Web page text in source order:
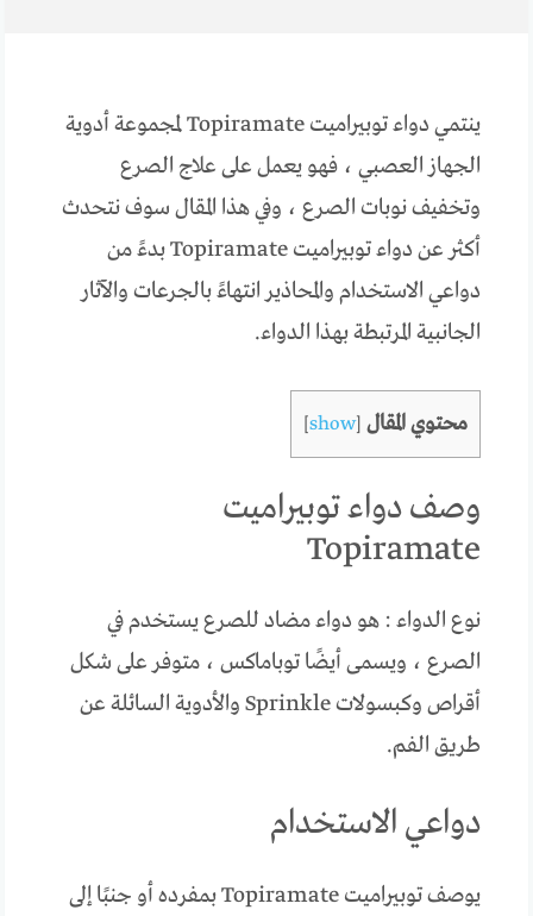
ينتمي دواء توبيراميت Topiramate لمجموعة أدوية
الجهاز العصبي ، فهو يعمل على علاج الصرع
وتخفيف نوبات الصرع ، وفي هذا المقال سوف نتحدث
أكثر عن دواء توبيراميت Topiramate بدءً من
دواعي الاستخدام والمحاذير انتهاءً بالجرعات والآثار
الجانبية المرتبطة بهذا الدواء.
محتوي المقال [
show
]
وصف دواء توبيراميت
Topiramate
نوع الدواء : هو دواء مضاد للصرع يستخدم في
الصرع ، ويسمى أيضًا توباماكس ، متوفر على شكل
أقراص وكبسولات Sprinkle والأدوية السائلة عن
طريق الفم.
دواعي الاستخدام
يوصف توبيراميت Topiramate بمفرده أو جنبًا إلى